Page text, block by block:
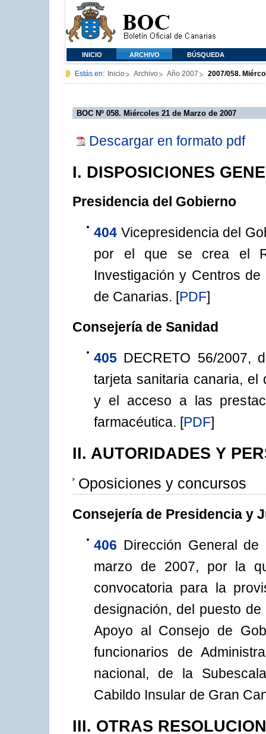
INICIO ARCHIVO BÚSQUEDA
Estás en: Inicio Archivo Año 2007 2007/058.
BOC Nº 058. Miércoles 21 de Marzo de 2007
Descargar en formato pdf
I. DISPOSICIONES
Presidencia del Gobierno
404 Vicepresidencia del
por el que se crea el
Investigación y Centros
de Canarias. [PDF]
Consejería de Sanidad
405 DECRETO 56/2007,
tarjeta sanitaria canaria, el
y el acceso a las
farmacéutica. [PDF]
II. AUTORIDADES Y
Oposiciones y concursos
Consejería de Presidencia y
406 Dirección General
marzo de 2007, por la
convocatoria para la
designación, del puesto
Apoyo al Consejo de
funcionarios de
nacional, de la
Cabildo Insular de Gran
III. OTRAS